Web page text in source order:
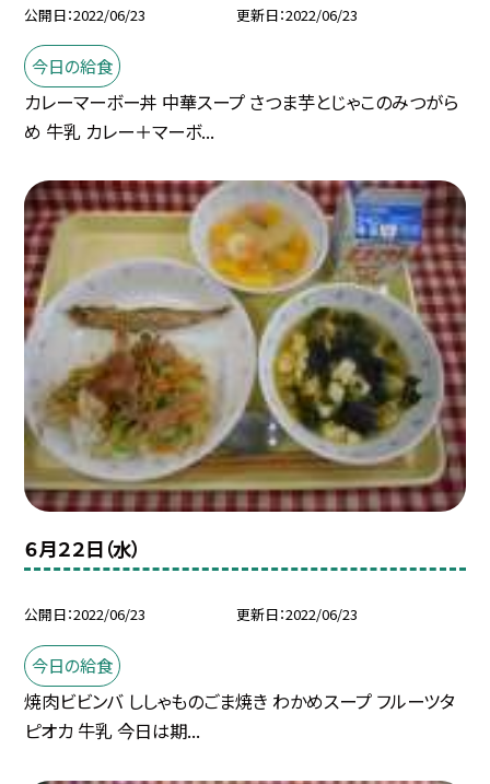
公開日 2022/06/23 更新日 2022/06/23
今日の給食
カレーマーボー丼 中華スープ さつま芋とじゃこのみつがら
め 牛乳 カレー＋マーボ...
６月２２日（水）
公開日 2022/06/23 更新日 2022/06/23
今日の給食
焼肉ビビンバ ししゃものごま焼き わかめスープ フルーツタ
ピオカ 牛乳 今日は期...